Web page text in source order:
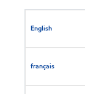
English
français